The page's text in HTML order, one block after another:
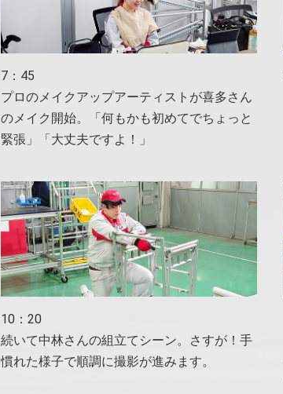
7：45
プロのメイクアップアーティストが喜多さん
のメイク開始。「何もかも初めてでちょっと
緊張」「大丈夫ですよ！」
10：20
続いて中林さんの組立てシーン。さすが！手
慣れた様子で順調に撮影が進みます。